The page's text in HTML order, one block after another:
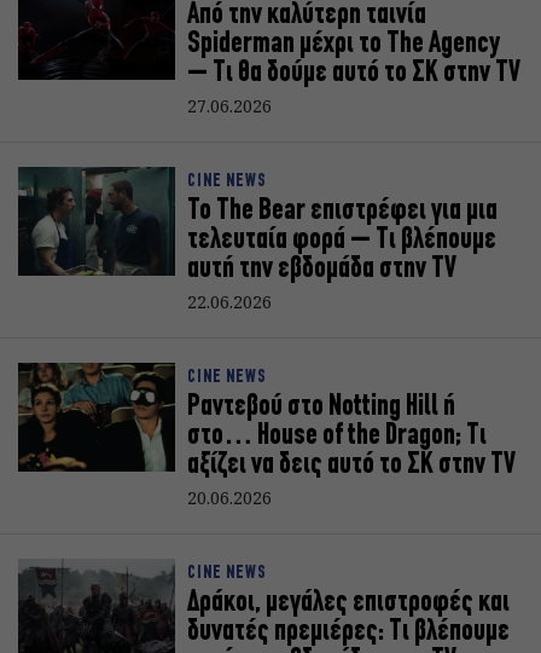
Από την καλύτερη ταινία
Spiderman μέχρι το The Agency
– Τι θα δούμε αυτό το ΣΚ στην TV
27.06.2026
CINE NEWS
Το The Bear επιστρέφει για μια
τελευταία φορά – Τι βλέπουμε
αυτή την εβδομάδα στην TV
22.06.2026
CINE NEWS
Ραντεβού στο Notting Hill ή
στο… House of the Dragon; Τι
αξίζει να δεις αυτό το ΣΚ στην TV
20.06.2026
CINE NEWS
Δράκοι, μεγάλες επιστροφές και
δυνατές πρεμιέρες: Τι βλέπουμε